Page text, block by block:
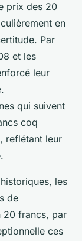
prix des 20
en
Par
et les
leur
qui suivent
coq
reflétant leur
les
de
20 francs, par
ces